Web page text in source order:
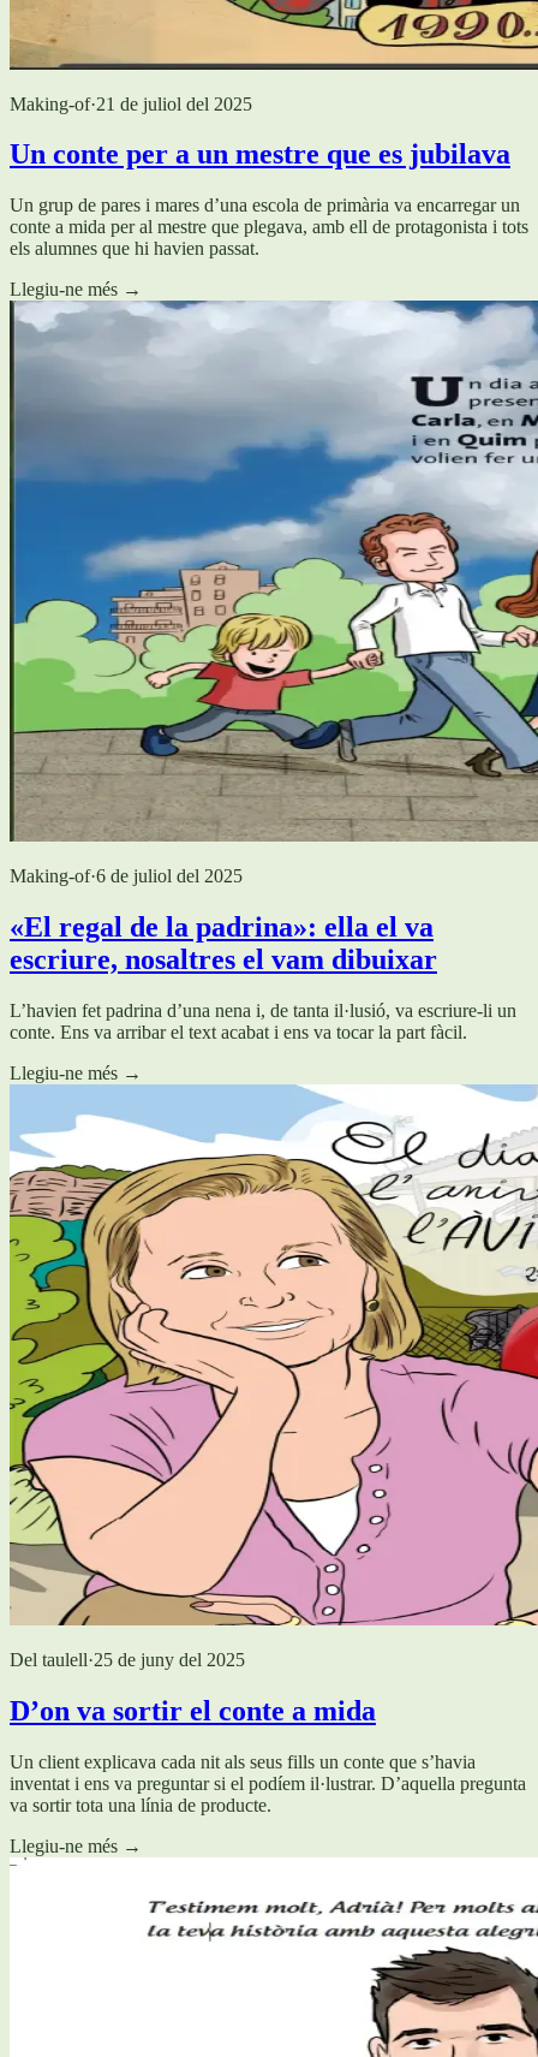
Making-of·21 de juliol del 2025
Un conte per a un mestre que es jubilava
Un grup de pares i mares d’una escola de primària va encarregar un
conte a mida per al mestre que plegava, amb ell de protagonista i tots
els alumnes que hi havien passat.
Llegiu-ne més →
Making-of·6 de juliol del 2025
«El regal de la padrina»: ella el va
escriure, nosaltres el vam dibuixar
L’havien fet padrina d’una nena i, de tanta il·lusió, va escriure-li un
conte. Ens va arribar el text acabat i ens va tocar la part fàcil.
Llegiu-ne més →
Del taulell·25 de juny del 2025
D’on va sortir el conte a mida
Un client explicava cada nit als seus fills un conte que s’havia
inventat i ens va preguntar si el podíem il·lustrar. D’aquella pregunta
va sortir tota una línia de producte.
Llegiu-ne més →